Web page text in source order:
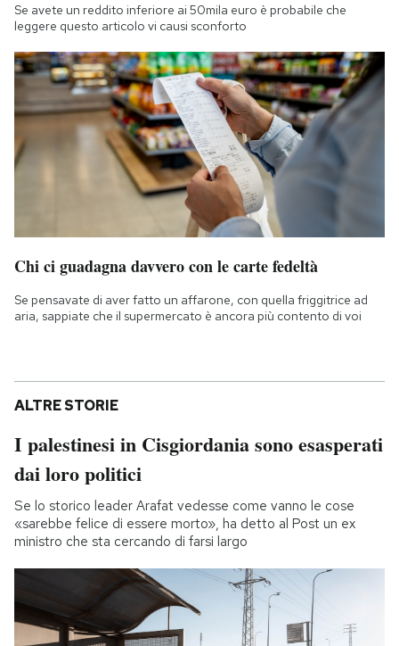
Se avete un reddito inferiore ai 50mila euro è probabile che
leggere questo articolo vi causi sconforto
Chi ci guadagna davvero con le carte fedeltà
Se pensavate di aver fatto un affarone, con quella friggitrice ad
aria, sappiate che il supermercato è ancora più contento di voi
ALTRE STORIE
I palestinesi in Cisgiordania sono esasperati
dai loro politici
Se lo storico leader Arafat vedesse come vanno le cose
«sarebbe felice di essere morto», ha detto al Post un ex
ministro che sta cercando di farsi largo